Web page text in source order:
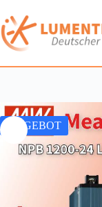
ANGEBOT